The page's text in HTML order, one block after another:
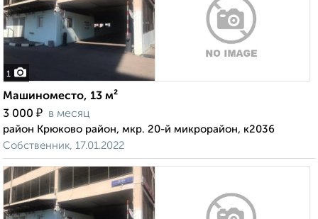
1
Машиноместо, 13 м²
3 000 ₽ в месяц
район Крюково район, мкр. 20-й микрорайон, к2036
Собственник, 17.01.2022